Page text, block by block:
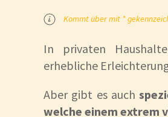
Kommt über mit *
In privaten
erhebliche
Aber gibt es auch
welche einem extrem